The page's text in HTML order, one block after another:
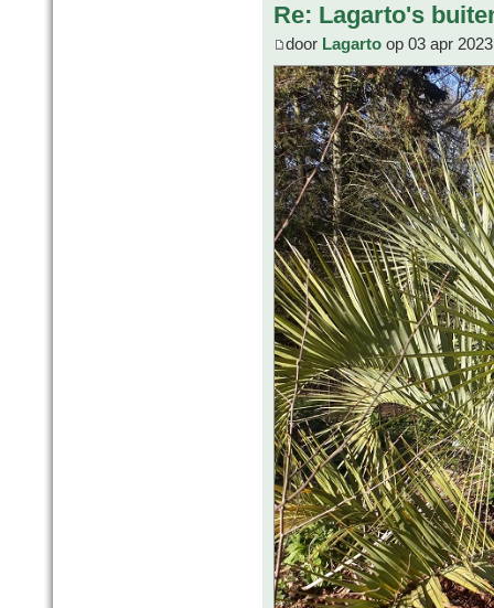
Re: Lagarto's
door Lagarto op 03 apr